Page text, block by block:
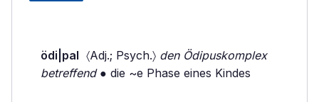
ödi|pal 〈Adj.; Psych.〉 den Ödipuskomplex
betreffend● die ~e Phase eines Kindes